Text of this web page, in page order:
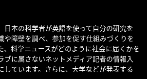
日本の科学者が英語を使って自分の研究を
や障壁を調べ、参加を促す仕組みづくりを
、科学ニュースがどのように社会に届くかを
ブに属さないネットメディア記者の情報入
しています。さらに、大学などが発表する